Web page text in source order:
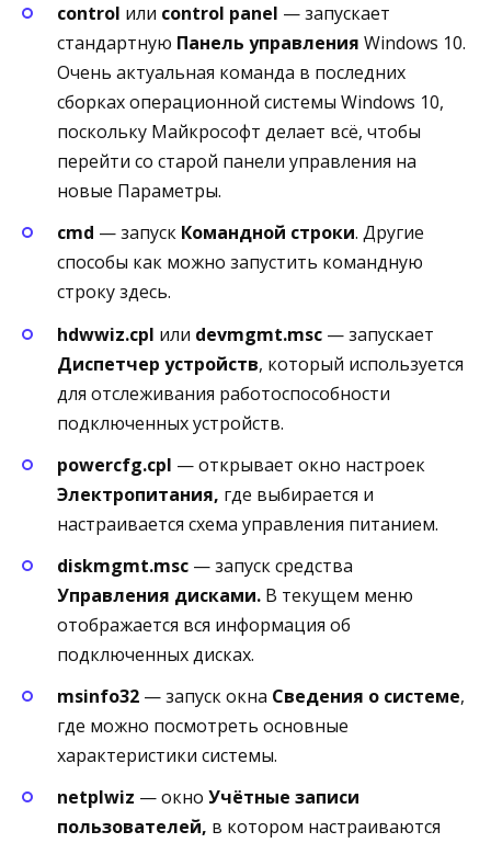
control или control panel — запускает
стандартную Панель управления Windows 10.
Очень актуальная команда в последних
сборках операционной системы Windows 10,
поскольку Майкрософт делает всё, чтобы
перейти со старой панели управления на
новые Параметры.
cmd — запуск Командной строки. Другие
способы как можно запустить командную
строку здесь.
hdwwiz.cpl или devmgmt.msc — запускает
Диспетчер устройств, который используется
для отслеживания работоспособности
подключенных устройств.
powercfg.cpl — открывает окно настроек
Электропитания, где выбирается и
настраивается схема управления питанием.
diskmgmt.msc — запуск средства
Управления дисками. В текущем меню
отображается вся информация об
подключенных дисках.
msinfo32 — запуск окна Сведения о системе,
где можно посмотреть основные
характеристики системы.
netplwiz — окно Учётные записи
пользователей, в котором настраиваются